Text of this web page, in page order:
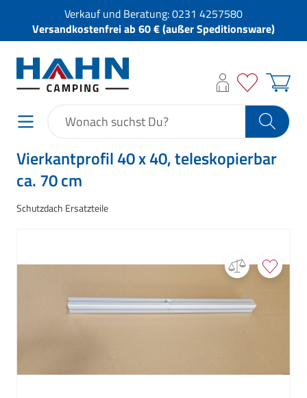
Verkauf und Beratung:0231 4257580
Versandkostenfrei ab 60 € (außer Speditionsware)
Vierkantprofil 40 x 40, teleskopierbar
ca. 70 cm
Schutzdach Ersatzteile